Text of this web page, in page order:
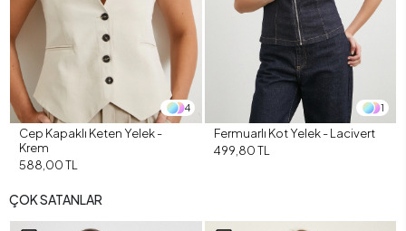
4
Cep Kapaklı Keten Yelek -
Krem
588,00 TL
1
Fermuarlı Kot Yelek - Lacivert
499,80 TL
ÇOK SATANLAR